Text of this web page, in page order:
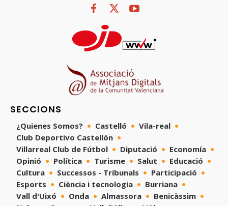
SECCIONS
¿Quienes Somos? Castelló
Vila-real
Club Deportivo Castellón
Villarreal Club de Fútbol
Diputació
Economía
Opinió
Política Turisme Salut
Educació
Cultura
Successos - Tribunals
Participació
Esports
Ciència i tecnologia
Burriana
Vall d'Uixó
Onda Almassora
Benicàssim